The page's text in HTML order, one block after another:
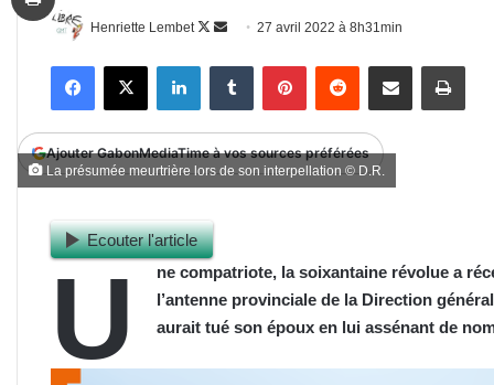
Henriette Lembet
Follow
Envoyer
courriel
27 avril 2022 à 8h31min
FacebookX LinkedinTumblr PinterestReddit Partager par email
Ajouter GabonMediaTime à vos sources préférées
La présumée meurtrière lors de son interpellation © D.R.
Ecouter l'article
U
ne compatriote, la soixantaine révolue a
l’antenne provinciale de la Direction
aurait tué son époux en lui assénant de